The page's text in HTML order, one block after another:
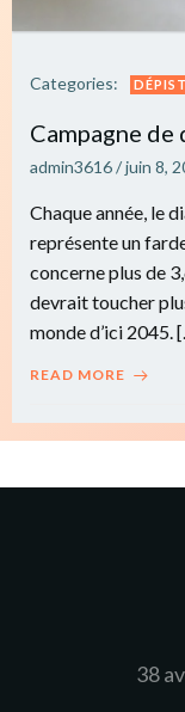
Categories:
Campagne
admin3616/juin 8,
Chaque année, le
représente un
concerne plus de
devrait toucher
monde d’ici 2045.
READ MORE
38